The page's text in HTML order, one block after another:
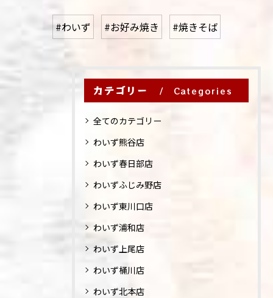
#わいず #お好み焼き #焼きそば
カテゴリー Categories
全てのカテゴリー
わいず熊谷店
わいず春日部店
わいずふじみ野店
わいず東川口店
わいず浦和店
わいず上尾店
わいず桶川店
わいず北本店